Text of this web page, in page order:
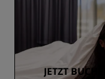
JETZT BUCHEN